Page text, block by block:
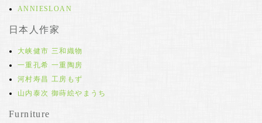
ANNIESLOAN
日本人作家
大峡健市 三和織物
一重孔希 一重陶房
河村寿昌 工房もず
山内泰次 御蒔絵やまうち
Furniture